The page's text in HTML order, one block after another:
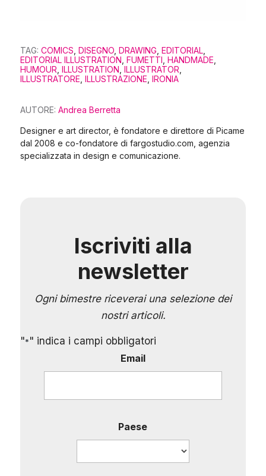
TAG: COMICS DISEGNO DRAWING EDITORIAL
EDITORIAL ILLUSTRATION FUMETTI HANDMADE
HUMOUR ILLUSTRATION ILLUSTRATOR
ILLUSTRATORE ILLUSTRAZIONE IRONIA
AUTORE: Andrea Berretta
Designer e art director, è fondatore e direttore di Picame
dal 2008 e co-fondatore di fargostudio.com, agenzia
specializzata in design e comunicazione.
Iscriviti alla
newsletter
Ogni bimestre riceverai una selezione dei
nostri articoli.
"*" indica i campi obbligatori
Email
Paese